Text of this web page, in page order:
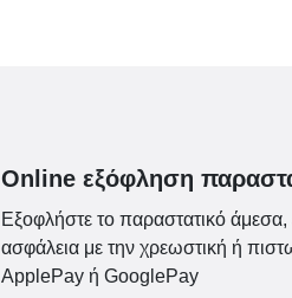
Online εξόφληση
Εξοφλήστε το παραστατικό άμεσα,
ασφάλεια με την χρεωστική ή
ApplePay ή GooglePay